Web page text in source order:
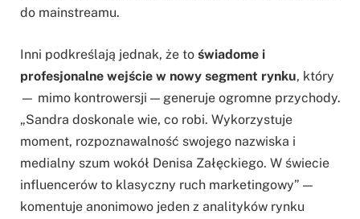
do mainstreamu.
Inni podkreślają jednak, że to świadome i
profesjonalne wejście w nowy segment rynku, który
— mimo kontrowersji — generuje ogromne przychody.
„Sandra doskonale wie, co robi. Wykorzystuje
moment, rozpoznawalność swojego nazwiska i
medialny szum wokół Denisa Załęckiego. W świecie
influencerów to klasyczny ruch marketingowy” —
komentuje anonimowo jeden z analityków rynku